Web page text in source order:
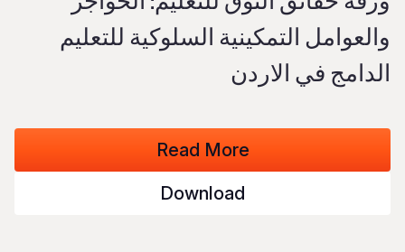
Vietnamese
Portuguese, Portugal
والعوامل التمكينية السلوكية للتعليم
الدامج في الاردن
Read More
Download